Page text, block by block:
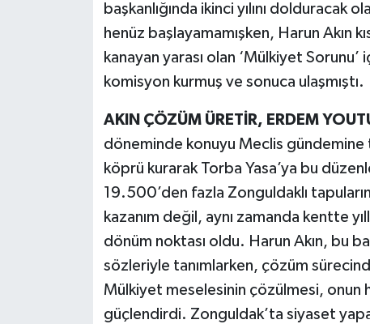
başkanlığında ikinci yılını
henüz başlayamamışken, Harun Akın
kanayan yarası olan ‘Mülkiyet
komisyon kurmuş ve sonuca ulaşmıştı.
AKIN ÇÖZÜM ÜRETİR, ERDEM
döneminde konuyu Meclis gündemine
köprü kurarak Torba Yasa’ya bu
19.500’den fazla Zonguldaklı
kazanım değil, aynı zamanda kentte
dönüm noktası oldu. Harun Akın, bu
sözleriyle tanımlarken, çözüm
Mülkiyet meselesinin çözülmesi, onun
güçlendirdi. Zonguldak’ta siyaset